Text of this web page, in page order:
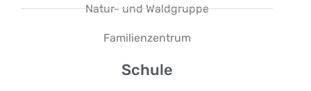
Natur- und Waldgruppe
Familienzentrum
Schule